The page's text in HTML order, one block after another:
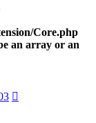
Core.php
an array or an